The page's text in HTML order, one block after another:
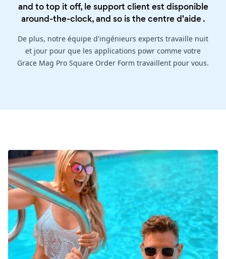
and to top it off, le support client est disponible
around-the-clock, and so is thecentre d'aide.
De plus, notre équipe d'ingénieurs experts travaille nuit
et jour pour que les applications powr comme votre
Grace Mag Pro Square Order Form travaillent pour vous.